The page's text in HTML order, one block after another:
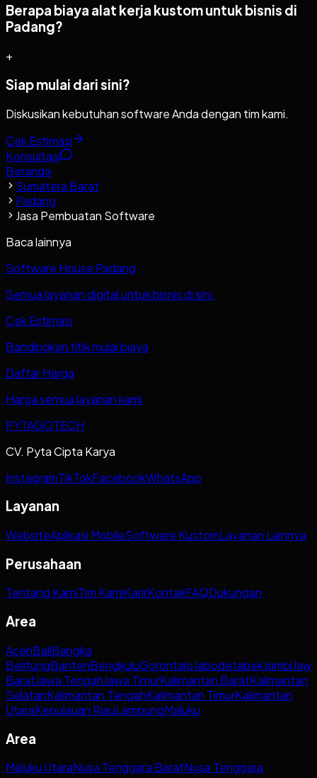
Berapa biaya alat kerja kustom untuk bisnis di
Padang?
+
Siap mulai dari sini?
Diskusikan kebutuhan software Anda dengan tim kami.
Cek Estimasi
Konsultasi
Beranda
Sumatera Barat
Padang
Jasa Pembuatan Software
Baca lainnya
Software House Padang
Semua layanan digital untuk bisnis di sini.
Cek Estimasi
Bandingkan titik mulai biaya
Daftar Harga
Harga semua layanan kami
PYTAGOTECH
CV. Pyta Cipta Karya
InstagramTikTokFacebookWhatsApp
Layanan
WebsiteAplikasi MobileSoftware KustomLayanan Lainnya
Perusahaan
Tentang KamiTim KamiKarirKontakFAQDukungan
Area
AcehBaliBangka
BelitungBantenBengkuluGorontaloJabodetabekJambi
BaratJawa TengahJawa TimurKalimantan BaratKalimantan
SelatanKalimantan TengahKalimantan TimurKalimantan
UtaraKepulauan RiauLampungMaluku
Area
Maluku UtaraNusa Tenggara BaratNusa Tenggara